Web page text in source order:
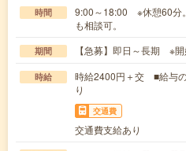
時間
9:00～18:00 ※休憩60分
も相談可。
期間 【急募】即日～長期 ※
時給
時給2400円＋交 ■給与
り
交通費
交通費支給あり